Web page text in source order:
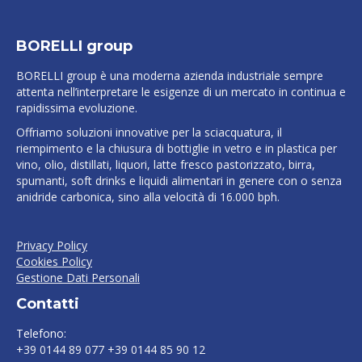
BORELLI group
BORELLI group è una moderna azienda industriale sempre
attenta nell’interpretare le esigenze di un mercato in continua e
rapidissima evoluzione.
Offriamo soluzioni innovative per la sciacquatura, il
riempimento e la chiusura di bottiglie in vetro e in plastica per
vino, olio, distillati, liquori, latte fresco pastorizzato, birra,
spumanti, soft drinks e liquidi alimentari in genere con o senza
anidride carbonica, sino alla velocità di 16.000 bph.
Privacy Policy
Cookies Policy
Gestione Dati Personali
Contatti
Telefono:
+39 0144 89 077 +39 0144 85 90 12